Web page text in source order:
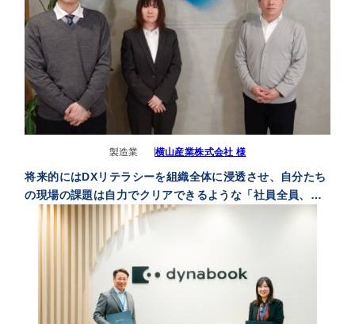
製造業 横山産業株式会社 様
将来的にはDXリテラシーを組織全体に浸透させ、自分たち
の現場の課題は自力でクリアできるような「社員全員、情
シス」と言える状態に成長したいと考えています